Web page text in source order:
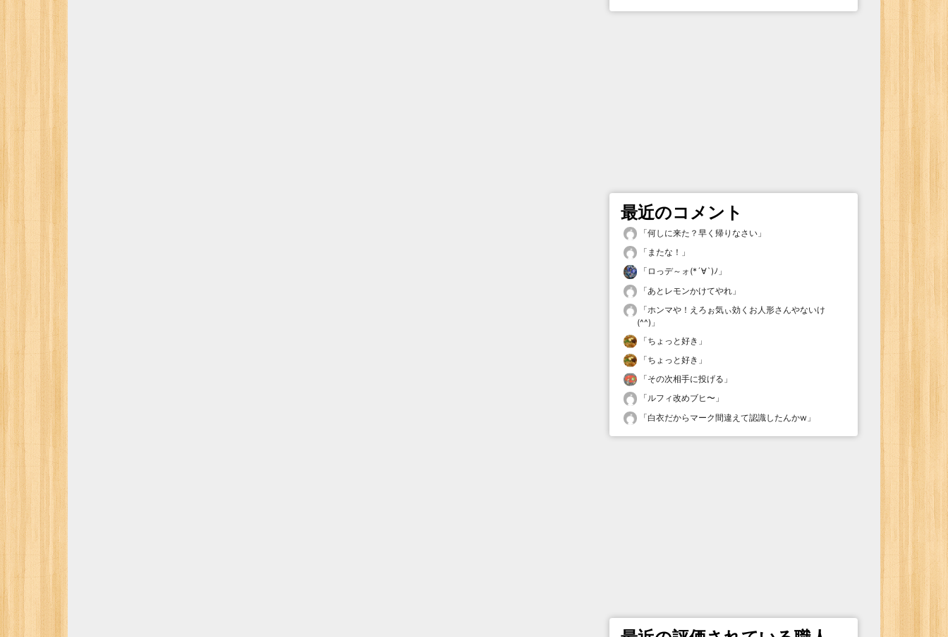
最近のコメント
「何しに来た？早く帰りなさい 」
「 またな！ 」
「 ロっデ～ォ(*´∀`)ﾉ 」
「あとレモンかけてやれ 」
「ホンマや！えろぉ気ぃ効くお人形さんやないけ
(^^) 」
「ちょっと好き 」
「ちょっと好き 」
「その次相手に投げる 」
「ルフィ改めブヒ〜 」
「白衣だからマーク間違えて認識したんかw 」